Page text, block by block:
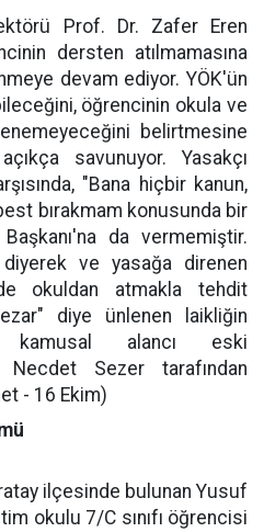
Prof. Dr. Zafer Eren
dersten atılmamasına
devam ediyor. YÖK'ün
öğrencinin okula ve
belirtmesine
savunuyor. Yasakçı
"Bana hiçbir kanun,
bırakmam konusunda bir
da vermemiştir.
ve yasağa direnen
okuldan atmakla tehdit
diye ünlenen laikliğin
kamusal alancı eski
Necdet Sezer tarafından
- 16 Ekim)
ilçesinde bulunan Yusuf
okulu 7/C sınıfı öğrencisi